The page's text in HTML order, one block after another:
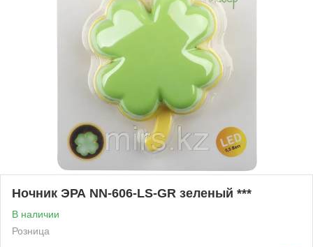
Ночник ЭРА NN-606-LS-GR зеленый ***
В наличии
Розница